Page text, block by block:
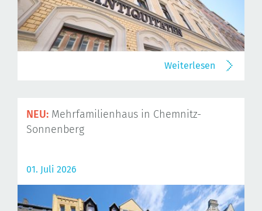
Weiterlesen
NEU: Mehrfamilienhaus in Chemnitz-
Sonnenberg
01. Juli 2026